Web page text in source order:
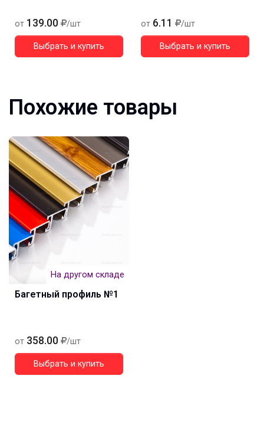
от 139.00 /шт
Выбрать и купить
от 6.11 /шт
Выбрать и купить
Похожие товары
На другом складе
Багетный профиль №1
от 358.00 /шт
Выбрать и купить